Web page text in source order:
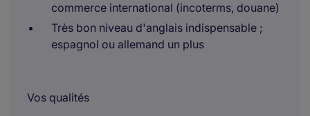
commerce international (incoterms, douane)
Très bon niveau d'anglais indispensable ;
espagnol ou allemand un plus
Vos qualités